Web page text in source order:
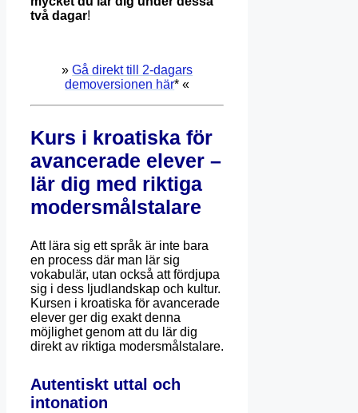
två dagar!
»Gå direkt till 2-dagars
demoversionen här* «
Kurs i kroatiska för
avancerade elever –
lär dig med riktiga
modersmålstalare
Att lära sig ett språk är inte bara
en process där man lär sig
vokabulär, utan också att fördjupa
sig i dess ljudlandskap och kultur.
Kursen i kroatiska för avancerade
elever ger dig exakt denna
möjlighet genom att du lär dig
direkt av riktiga modersmålstalare.
Autentiskt uttal och
intonation